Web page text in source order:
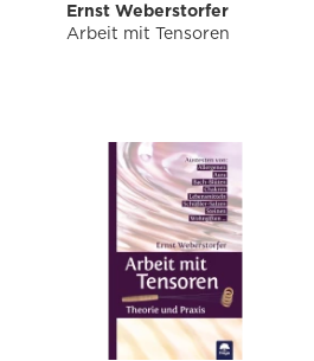
Ernst Weberstorfer
Arbeit mit Tensoren